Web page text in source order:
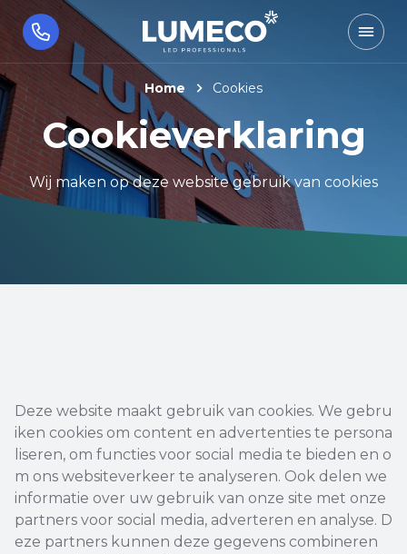
Home Cookies
Cookieverklaring
Wij maken op deze website gebruik van cookies
Deze website maakt gebruik van cookies. We gebru
iken cookies om content en advertenties te persona
liseren, om functies voor social media te bieden en o
m ons websiteverkeer te analyseren. Ook delen we
informatie over uw gebruik van onze site met onze
partners voor social media, adverteren en analyse. D
eze partners kunnen deze gegevens combineren